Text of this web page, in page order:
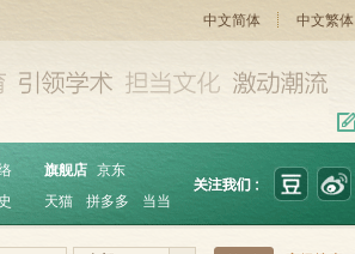
中文简体 中文繁体
旗舰店 京东
天猫
拼多多 当当